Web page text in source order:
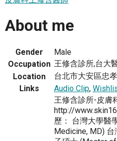
About me
Gender
Male
Occupation 王修含診所,台大
Location
台北市大安區忠
Links
Audio Clip,
王修含診所-皮膚
http://
歷： 台灣大學醫
Medicine, MD)